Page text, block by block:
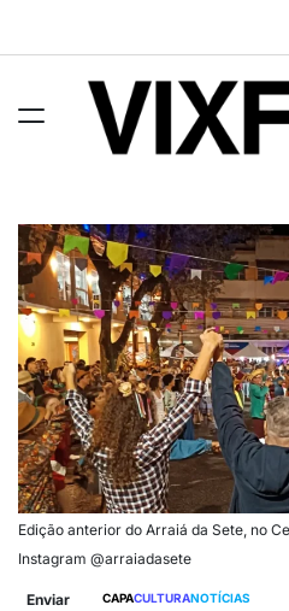
Edição anterior do Arraiá da Sete, no
Instagram @arraiadasete
Enviar CAPACULTURANOTÍCIAS